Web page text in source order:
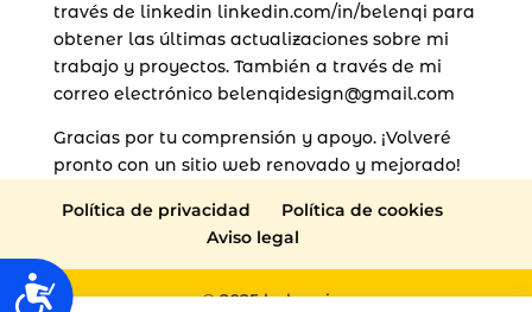
Accesibilidad
través de linkedin linkedin.com/in/belenqi para
obtener las últimas actualizaciones sobre mi
trabajo y proyectos. También a través de mi
correo electrónico belenqidesign@gmail.com
Gracias por tu comprensión y apoyo. ¡Volveré
pronto con un sitio web renovado y mejorado!
Política de privacidad
Política de cookies
Aviso legal
© 2025 belenqi